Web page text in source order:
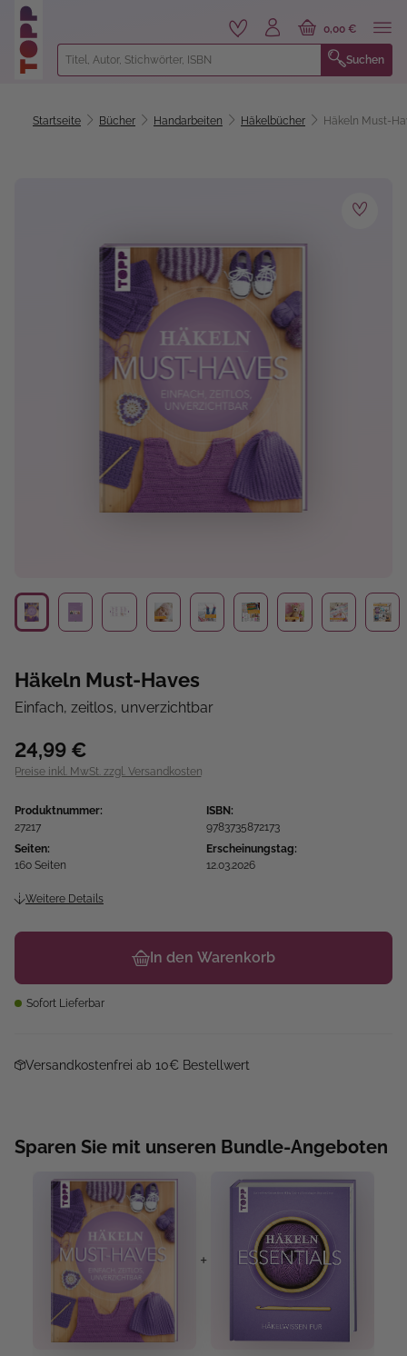
springen
Suchen
0,00 €
Startseite Bücher Handarbeiten Häkelbücher Häkeln Must-
Häkeln Must-Haves
Einfach, zeitlos, unverzichtbar
24,99 €
Preise inkl. MwSt. zzgl. Versandkosten
Produktnummer:
27217
ISBN:
9783735872173
Seiten:
160 Seiten
Erscheinungstag:
12.03.2026
Weitere Details
In den Warenkorb
Sofort Lieferbar
Versandkostenfrei ab 10€ Bestellwert
Sparen Sie mit unseren Bundle-Angeboten
+